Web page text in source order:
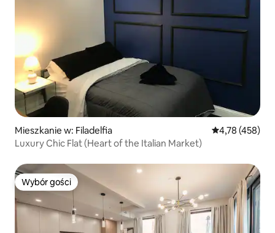
Mieszkanie w: Filadelfia Średnia
4,78 (458)
Luxury Chic Flat (Heart of the Italian Market)
Wybór gości
Wybór gości